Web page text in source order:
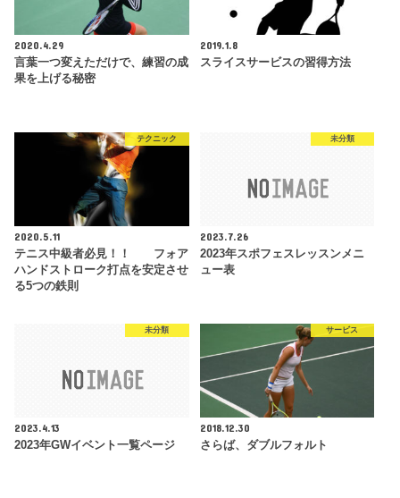
2020.4.29
言葉一つ変えただけで、練習の成
果を上げる秘密
2019.1.8
スライスサービスの習得方法
テクニック
2020.5.11
テニス中級者必見！！ フォア
ハンドストローク打点を安定させ
る5つの鉄則
未分類
2023.7.26
2023年スポフェスレッスンメニ
ュー表
未分類
2023.4.13
2023年GWイベント一覧ページ
サービス
2018.12.30
さらば、ダブルフォルト